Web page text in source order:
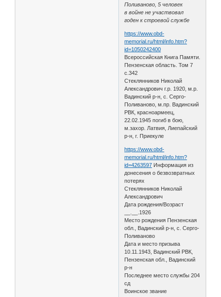
Поливаново, 5 человек
в войне не участвовал
годен к строевой службе
https://www.obd-
memorial.ru/html/info.htm?
id=1050242400
Всероссийская Книга Памяти.
Пензенская область. Том 7
с.342
Стеклянников Николай
Александрович г.р. 1920, м.р.
Вадинский р-н, с. Серго-
Поливаново, м.пр. Вадинский
РВК, красноармеец,
22.02.1945 погиб в бою,
м.захор. Латвия, Лиепайский
р-н, г. Приекуле
https://www.obd-
memorial.ru/html/info.htm?
id=4263597 Информация из
донесения о безвозвратных
потерях
Стеклянников Николай
Александрович
Дата рождения/Возраст
__.__.1926
Место рождения Пензенская
обл., Вадинский р-н, с. Серго-
Поливаново
Дата и место призыва
10.11.1943, Вадинский РВК,
Пензенская обл., Вадинский
р-н
Последнее место службы 204
сд
Воинское звание